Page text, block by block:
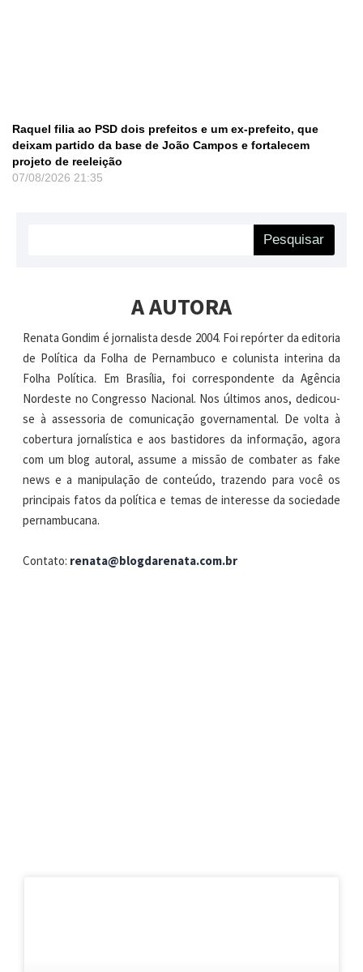
Raquel filia ao PSD dois prefeitos e um ex-prefeito, que
deixam partido da base de João Campos e fortalecem
projeto de reeleição
07/08/2026 21:35
Pesquisar
A AUTORA
Renata Gondim é jornalista desde 2004. Foi repórter da editoria
de Política da Folha de Pernambuco e colunista interina da
Folha Política. Em Brasília, foi correspondente da Agência
Nordeste no Congresso Nacional. Nos últimos anos, dedicou-
se à assessoria de comunicação governamental. De volta à
cobertura jornalística e aos bastidores da informação, agora
com um blog autoral, assume a missão de combater as fake
news e a manipulação de conteúdo, trazendo para você os
principais fatos da política e temas de interesse da sociedade
pernambucana.
Contato: renata@blogdarenata.com.br